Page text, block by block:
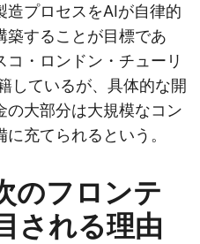
造プロセスをAIが自律的
築することが目標であ
・ロンドン・チューリ
しているが、具体的な開
の大部分は大規模なコン
充てられるという。
のフロンテ
される理由